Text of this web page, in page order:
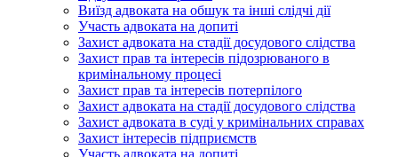
Виїзд адвоката на обшук та інші слідчі дії
Участь адвоката на допиті
Захист адвоката на стадії досудового слідства
Захист прав та інтересів підозрюваного в
кримінальному процесі
Захист прав та інтересів потерпілого
Захист адвоката на стадії досудового слідства
Захист адвоката в суді у кримінальних справах
Захист інтересів підприємств
Участь адвоката на допиті